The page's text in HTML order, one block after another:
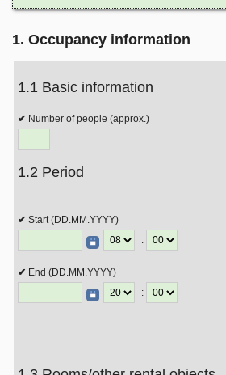
1. Occupancy information
1.1 Basic information
Number of people (approx.)
1.2 Period
Start (DD.MM.YYYY)
:
End (DD.MM.YYYY)
: